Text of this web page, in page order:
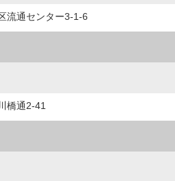
流通センター3-1-6
橋通2-41